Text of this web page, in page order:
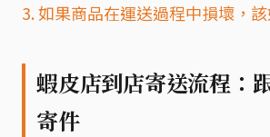
3. 如果商品在運送過程中損壞，
蝦皮店到店寄送流程：
寄件